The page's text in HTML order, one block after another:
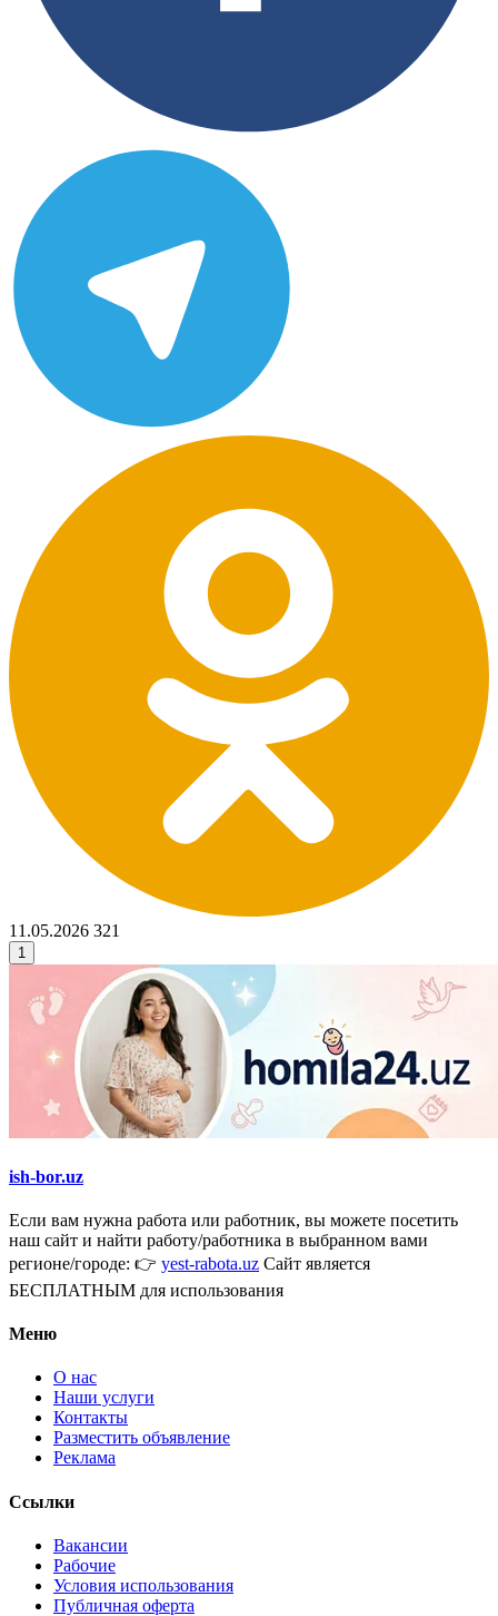
11.05.2026 321
1
ish-bor.uz
Если вам нужна работа или работник, вы можете посетить
наш сайт и найти работу/работника в выбранном вами
регионе/городе: 👉 yest-rabota.uz Сайт является
БЕСПЛАТНЫМ для использования
Меню
О нас
Наши услуги
Контакты
Разместить объявление
Реклама
Ссылки
Вакансии
Рабочие
Условия использования
Публичная оферта